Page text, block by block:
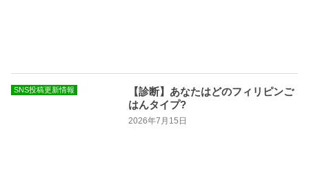
SNS投稿更新情報
【診断】あなたはどのフィリピンご
はんタイプ?
2026年7月15日